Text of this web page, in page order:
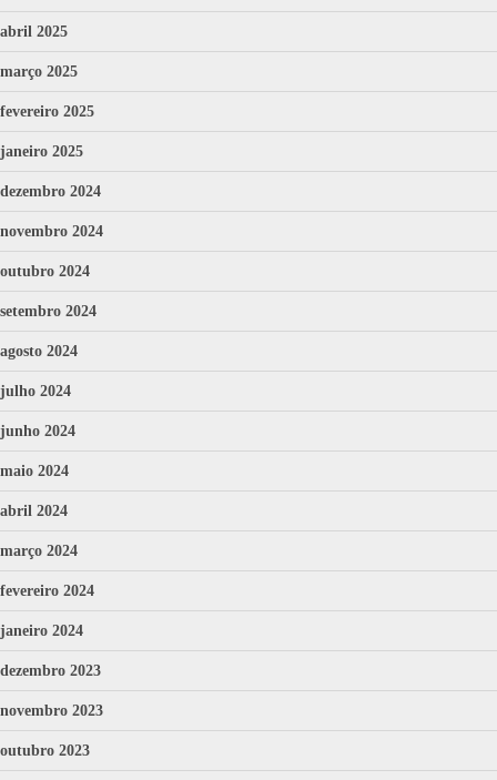
abril 2025
março 2025
fevereiro 2025
janeiro 2025
dezembro 2024
novembro 2024
outubro 2024
setembro 2024
agosto 2024
julho 2024
junho 2024
maio 2024
abril 2024
março 2024
fevereiro 2024
janeiro 2024
dezembro 2023
novembro 2023
outubro 2023